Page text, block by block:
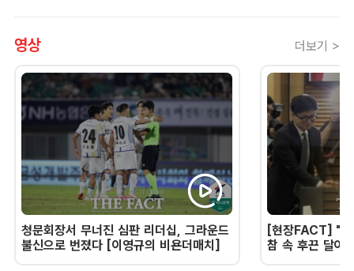
영상 더보기 >
청문회장서 무너진 심판 리더십, 그라운드
불신으로 번졌다 [이영규의 비욘더매치]
[현장FACT] "한
참 속 후끈 달아